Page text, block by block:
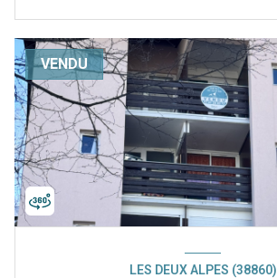
VENDU
LES DEUX ALPES (38860)